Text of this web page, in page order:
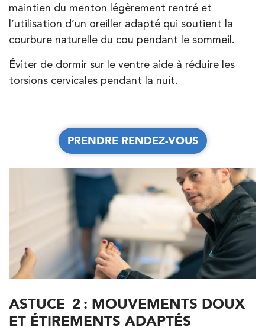
maintien du menton légèrement rentré et
l’utilisation d’un oreiller adapté qui soutient la
courbure naturelle du cou pendant le sommeil.
Éviter de dormir sur le ventre aide à réduire les
torsions cervicales pendant la nuit.
PRENDRE RENDEZ-VOUS
PRENDRE RENDEZ-VOUS
ASTUCE 2 : MOUVEMENTS DOUX
ET ÉTIREMENTS ADAPTÉS
IK Paris 7 Saint Germain
199 Bd Saint-Germain 75007 Paris
199 Bd Saint-Germain 75007 Paris
01 43 25 10 20
PRENDRE RDV
IK Bois Colombes – 92
1 Rue Mertens 92600 Bois-Colombes
1 Rue Mertens 92600 Bois-Colombes
01 43 50 50 81
PRENDRE RDV
PRENDRE RDV
Kinésithérapie
Kinésithérapie